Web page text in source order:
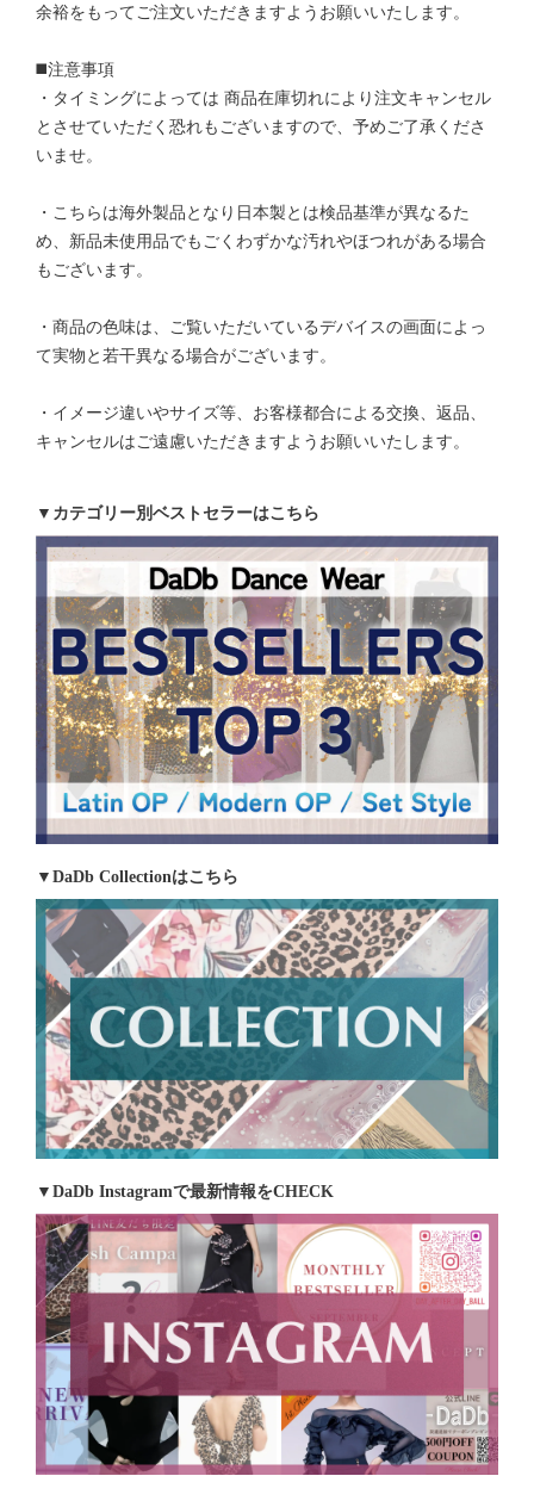
余裕をもってご注文いただきますようお願いいたします。
◼️注意事項
・タイミングによっては 商品在庫切れにより注文キャンセル
とさせていただく恐れもございますので、予めご了承くださ
いませ。
・こちらは海外製品となり日本製とは検品基準が異なるた
め、新品未使用品でもごくわずかな汚れやほつれがある場合
もございます。
・商品の色味は、ご覧いただいているデバイスの画面によっ
て実物と若干異なる場合がございます。
・イメージ違いやサイズ等、お客様都合による交換、返品、
キャンセルはご遠慮いただきますようお願いいたします。
▼カテゴリー別ベストセラーはこちら
▼DaDb Collectionはこちら
▼DaDb Instagramで最新情報をCHECK